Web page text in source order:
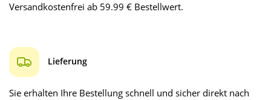
Versandkostenfrei ab 59.99 € Bestellwert.
Lieferung
Sie erhalten Ihre Bestellung schnell und sicher direkt nach